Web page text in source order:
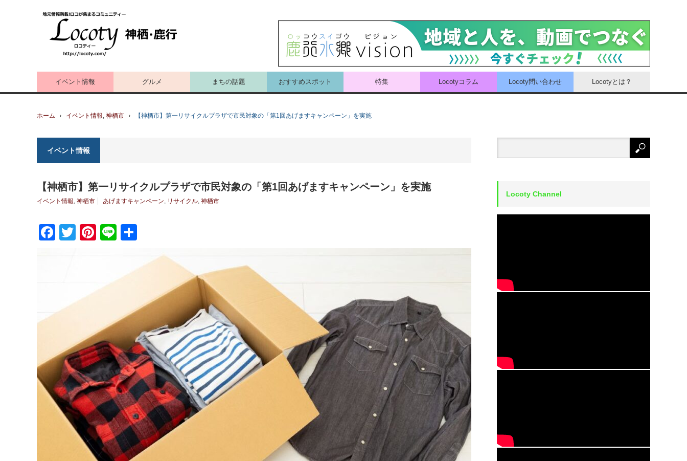
イベント情報 グルメ まちの話題 おすすめスポット 特集 Locotyコラム Locoty問い合わせ Locotyとは？
ホーム イベント情報, 神栖市 【神栖市】第一リサイクルプラザで市民対象の「第1回あげますキャンペーン」を実施
イベント情報
【神栖市】第一リサイクルプラザで市民対象の「第1回あげますキャンペーン」を実施
イベント情報, 神栖市 あげますキャンペーン, リサイクル, 神栖市
Facebook
TwitterPinterest
Line
Locoty Channel